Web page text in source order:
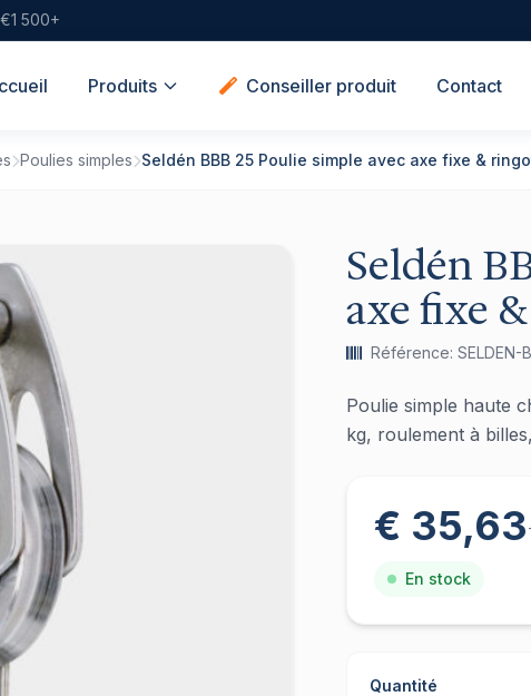
500+
Produits Conseiller produit Contact
Poulies simples Seldén BBB 25 Poulie simple avec axe fixe &
Seldén
axe fixe
Référence: SELDEN-
Poulie simple haute
kg, roulement à
€ 35,63
En stock
Quantité